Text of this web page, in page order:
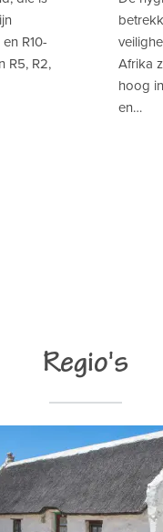
R10-
R5, R2,
Afrika
hoog
en…
Regio's